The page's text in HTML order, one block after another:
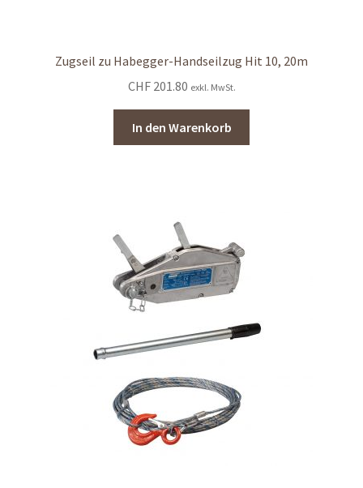
Zugseil zu Habegger-Handseilzug Hit 10, 20m
CHF201.80 exkl. MwSt.
In den Warenkorb